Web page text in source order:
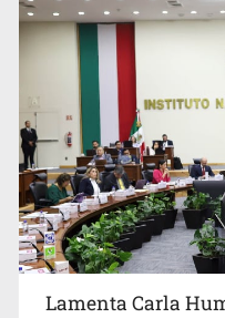
Lamenta Carla